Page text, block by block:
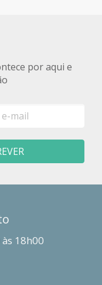
por aqui e
18h00